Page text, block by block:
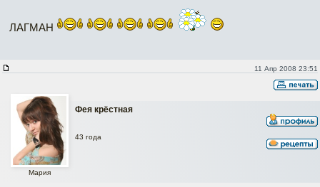
ЛАГМАН
11 Апр 2008 23:51
Фея крёстная
Мария
43 года